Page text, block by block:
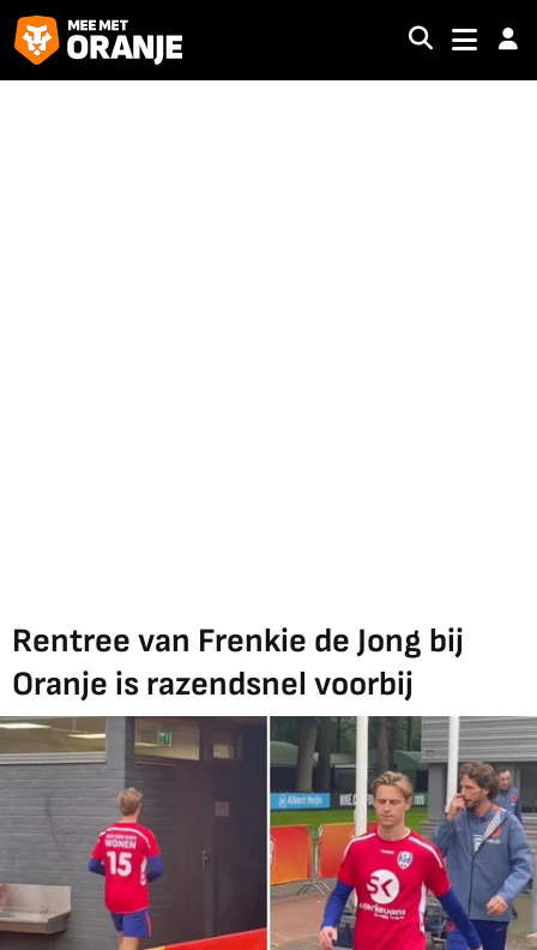
Rentree van Frenkie de Jong bij
Oranje is razendsnel voorbij